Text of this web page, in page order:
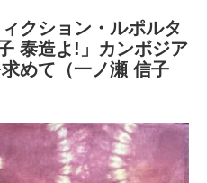
クション・ルポルタ
泰造よ!」カンボジア
めて（一ノ瀬 信子